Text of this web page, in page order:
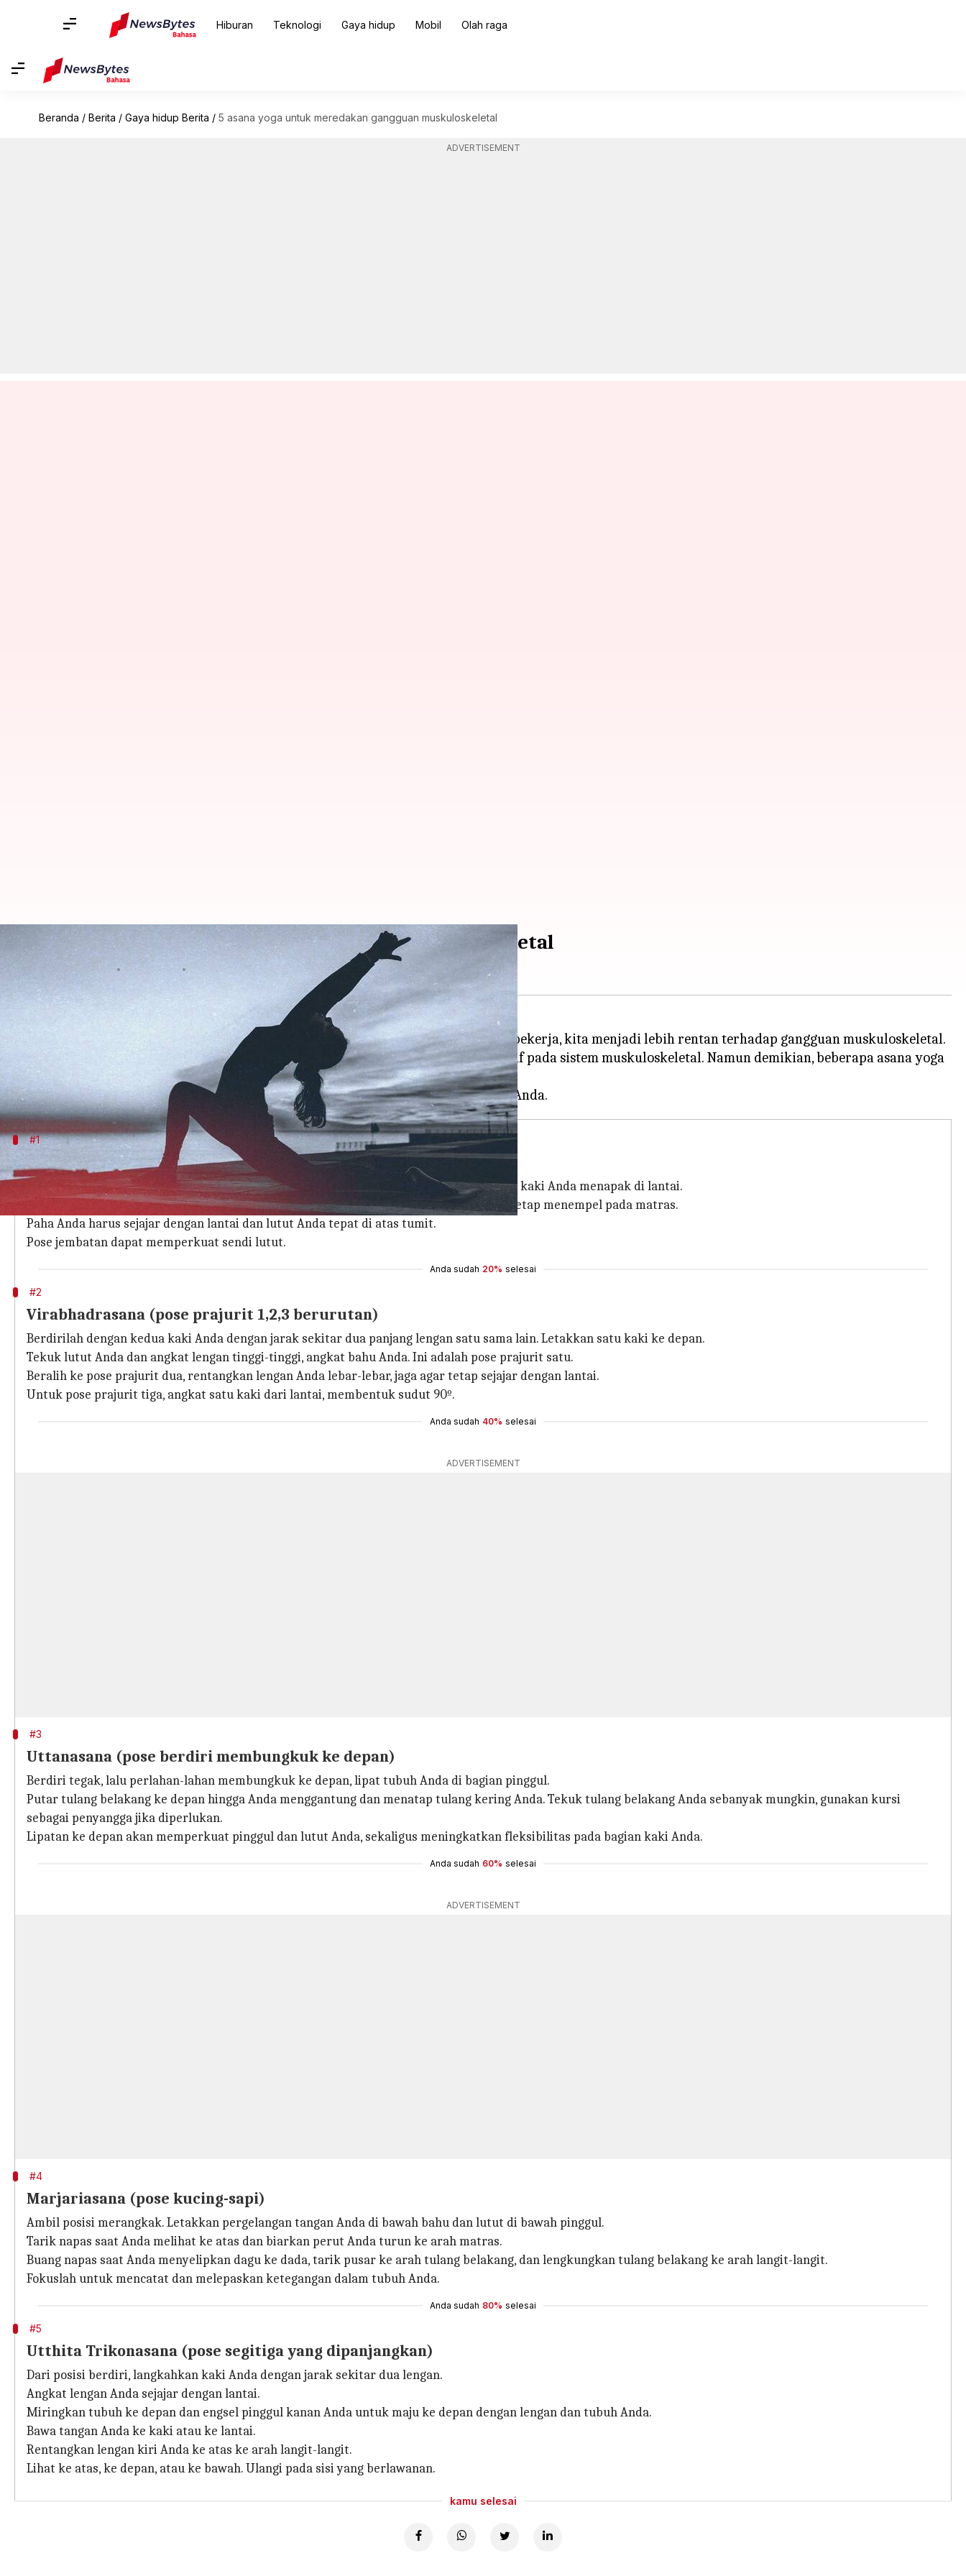
Hiburan Teknologi Gaya hidup Mobil Olah raga
Beranda / Berita / Gaya hidup Berita / 5 asana yoga untuk meredakan gangguan muskuloskeletal
ADVERTISEMENT
5 asana yoga untuk meredakan gangguan muskuloskeletal
Taufiq Al Jufri
Ketika kita kita duduk untuk waktu yang lama, seperti yang sering terjadi selama bekerja, kita menjadi lebih rentan terhadap gangguan muskuloskeletal.
Hampir semua bentuk latihan yoga memiliki potensi untuk memberikan efek positif pada sistem muskuloskeletal. Namun demikian, beberapa asana yoga
tertentu dapat secara langsung menargetkan masalah ini.
#1
Setu Bandhasana (pose jembatan)
Berbaringlah di atas matras yoga dengan posisi telentang. Tekuk lutut Anda dan jadikan kaki Anda menapak di lantai.
Angkat pinggang Anda secara perlahan sambil menjaga kepala, leher, bahu, dan lengan tetap menempel pada matras.
Paha Anda harus sejajar dengan lantai dan lutut Anda tepat di atas tumit.
Pose jembatan dapat memperkuat sendi lutut.
Anda sudah 20% selesai
#2
Virabhadrasana (pose prajurit 1,2,3 berurutan)
Berdirilah dengan kedua kaki Anda dengan jarak sekitar dua panjang lengan satu sama lain. Letakkan satu kaki ke depan.
Tekuk lutut Anda dan angkat lengan tinggi-tinggi, angkat bahu Anda. Ini adalah pose prajurit satu.
Beralih ke pose prajurit dua, rentangkan lengan Anda lebar-lebar, jaga agar tetap sejajar dengan lantai.
Untuk pose prajurit tiga, angkat satu kaki dari lantai, membentuk sudut 90º.
Anda sudah 40% selesai
ADVERTISEMENT
#3
Uttanasana (pose berdiri membungkuk ke depan)
Berdiri tegak, lalu perlahan-lahan membungkuk ke depan, lipat tubuh Anda di bagian pinggul.
Putar tulang belakang ke depan hingga Anda menggantung dan menatap tulang kering Anda. Tekuk tulang belakang Anda sebanyak mungkin, gunakan kursi
sebagai penyangga jika diperlukan.
Lipatan ke depan akan memperkuat pinggul dan lutut Anda, sekaligus meningkatkan fleksibilitas pada bagian kaki Anda.
Anda sudah 60% selesai
ADVERTISEMENT
#4
Marjariasana (pose kucing-sapi)
Ambil posisi merangkak. Letakkan pergelangan tangan Anda di bawah bahu dan lutut di bawah pinggul.
Tarik napas saat Anda melihat ke atas dan biarkan perut Anda turun ke arah matras.
Buang napas saat Anda menyelipkan dagu ke dada, tarik pusar ke arah tulang belakang, dan lengkungkan tulang belakang ke arah langit-langit.
Fokuslah untuk mencatat dan melepaskan ketegangan dalam tubuh Anda.
Anda sudah 80% selesai
#5
Utthita Trikonasana (pose segitiga yang dipanjangkan)
Dari posisi berdiri, langkahkan kaki Anda dengan jarak sekitar dua lengan.
Angkat lengan Anda sejajar dengan lantai.
Miringkan tubuh ke depan dan engsel pinggul kanan Anda untuk maju ke depan dengan lengan dan tubuh Anda.
Bawa tangan Anda ke kaki atau ke lantai.
Rentangkan lengan kiri Anda ke atas ke arah langit-langit.
Lihat ke atas, ke depan, atau ke bawah. Ulangi pada sisi yang berlawanan.
kamu selesai